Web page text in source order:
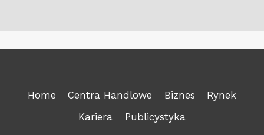
Home Centra Handlowe Biznes
Rynek
Kariera
Publicystyka